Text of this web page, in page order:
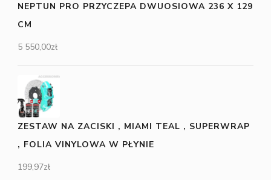
NEPTUN PRO PRZYCZEPA DWUOSIOWA 236 X 129
CM
5 550,00zł
ZESTAW NA ZACISKI , MIAMI TEAL , SUPERWRAP
, FOLIA VINYLOWA W PŁYNIE
199,97zł